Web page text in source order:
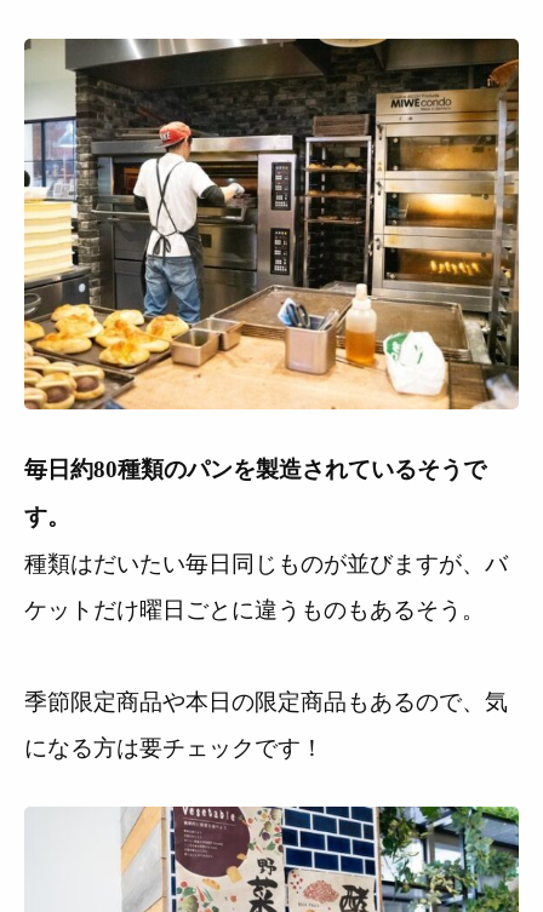
毎日約80種類のパンを製造されているそうで
す。
種類はだいたい毎日同じものが並びますが、バ
ケットだけ曜日ごとに違うものもあるそう。
季節限定商品や本日の限定商品もあるので、気
になる方は要チェックです！